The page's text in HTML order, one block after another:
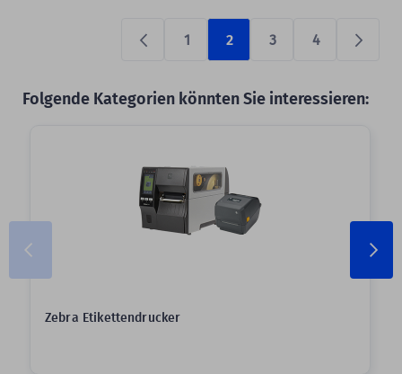
1 2 3 4
Folgende Kategorien könnten Sie interessieren:
Zebra Etikettendrucker